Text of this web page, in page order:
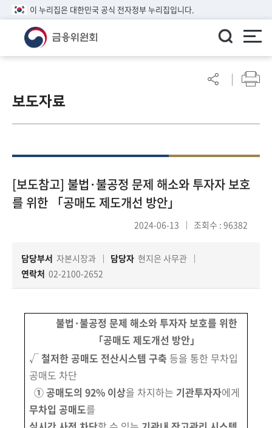
이 누리집은 대한민국 공식 전자정부 누리집입니다.
린
이알
참
여
마
책
마
보도자료
[보도참고] 불법·불공정 문제 해소와 투자자 보호
를 위한 「공매도 제도개선 방안」
2024-06-13 조회수 : 96382
담당부서 자본시장과 담당자 현지은 사무관
연락처 02-2100-2652
불법·불공정 문제 해소와 투자자 보호를 위한
「공매도 제도개선 방안」
√철저한 공매도 전산시스템 구축 등을 통한 무차입
공매도 차단
① 공매도의 92% 이상을 차지하는 기관투자자에게
무차입 공매도를